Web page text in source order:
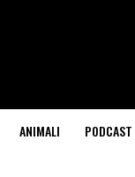
ANIMALI PODCAST